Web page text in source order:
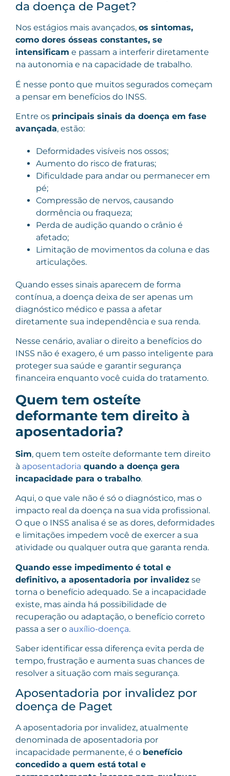
da doença de Paget?
Nos estágios mais avançados, os sintomas,
como dores ósseas constantes, se
intensificam e passam a interferir diretamente
na autonomia e na capacidade de trabalho.
É nesse ponto que muitos segurados começam
a pensar em benefícios do INSS.
Entre os principais sinais da doença em fase
avançada, estão:
Deformidades visíveis nos ossos;
Aumento do risco de fraturas;
Dificuldade para andar ou permanecer em
pé;
Compressão de nervos, causando
dormência ou fraqueza;
Perda de audição quando o crânio é
afetado;
Limitação de movimentos da coluna e das
articulações.
Quando esses sinais aparecem de forma
contínua, a doença deixa de ser apenas um
diagnóstico médico e passa a afetar
diretamente sua independência e sua renda.
Nesse cenário, avaliar o direito a benefícios do
INSS não é exagero, é um passo inteligente para
proteger sua saúde e garantir segurança
financeira enquanto você cuida do tratamento.
Quem tem osteíte
deformante tem direito à
aposentadoria?
Sim, quem tem osteíte deformante tem direito
à aposentadoria quando a doença gera
incapacidade para o trabalho.
Aqui, o que vale não é só o diagnóstico, mas o
impacto real da doença na sua vida profissional.
O que o INSS analisa é se as dores, deformidades
e limitações impedem você de exercer a sua
atividade ou qualquer outra que garanta renda.
Quando esse impedimento é total e
definitivo, a aposentadoria por invalidez se
torna o benefício adequado. Se a incapacidade
existe, mas ainda há possibilidade de
recuperação ou adaptação, o benefício correto
passa a ser o auxílio-doença.
Saber identificar essa diferença evita perda de
tempo, frustração e aumenta suas chances de
resolver a situação com mais segurança.
Aposentadoria por invalidez por
doença de Paget
A aposentadoria por invalidez, atualmente
denominada de aposentadoria por
incapacidade permanente, é o benefício
concedido a quem está total e